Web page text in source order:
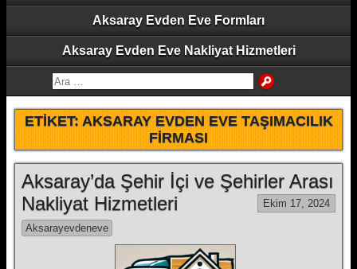
Aksaray Evden Eve Formları
Aksaray Evden Eve Nakliyat Hizmetleri
ETIKET:AKSARAY EVDEN EVE TAŞIMACILIK
FIRMASI
Aksaray’da Şehir İçi ve Şehirler Arası
Nakliyat Hizmetleri
Ekim 17, 2024
Aksarayevdeneve